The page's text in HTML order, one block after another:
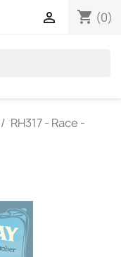
shopping_cart (0)

RH317 - Race -